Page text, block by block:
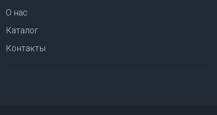
О нас
Каталог
Контакты